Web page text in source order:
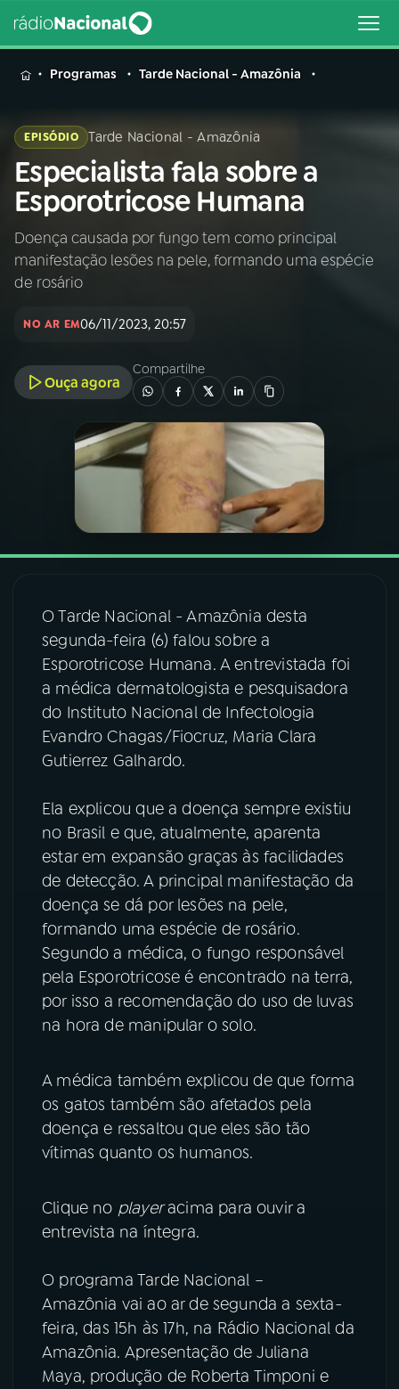
MENU
Buscar
na
Rádio
Nacional
Buscar
AO VIVO
01INÍCIO
02A RÁDIO
PROGRAMAÇÃO
05PODCASTS
06VIDEOCASTS
07 ÚLTIMAS
08FESTIVAL DE MÚSICA
YouTube Facebook
Instagram X
Programas Tarde Nacional - Amazônia
EPISÓDIO Tarde Nacional - Amazônia
Especialista fala sobre a
Esporotricose Humana
Doença causada por fungo tem como principal
manifestação lesões na pele, formando uma espécie
de rosário
NO AR EM06/11/2023, 20:57
Ouça agora
Compartilhe
O Tarde Nacional - Amazônia desta
segunda-feira (6) falou sobre a
Esporotricose Humana. A entrevistada foi
a médica dermatologista e pesquisadora
do Instituto Nacional de Infectologia
Evandro Chagas/Fiocruz, Maria Clara
Gutierrez Galhardo.
Ela explicou que a doença sempre existiu
no Brasil e que, atualmente, aparenta
estar em expansão graças às facilidades
de detecção. A principal manifestação da
doença se dá por lesões na pele,
formando uma espécie de rosário.
Segundo a médica, o fungo responsável
pela Esporotricose é encontrado na terra,
por isso a recomendação do uso de luvas
na hora de manipular o solo.
A médica também explicou de que forma
os gatos também são afetados pela
doença e ressaltou que eles são tão
vítimas quanto os humanos.
Clique no playeracima para ouvir a
entrevista na íntegra.
O programa Tarde Nacional –
Amazônia vai ao ar de segunda a sexta-
feira, das 15h às 17h, na Rádio Nacional da
Amazônia. Apresentação de Juliana
Maya, produção de Roberta Timponi e